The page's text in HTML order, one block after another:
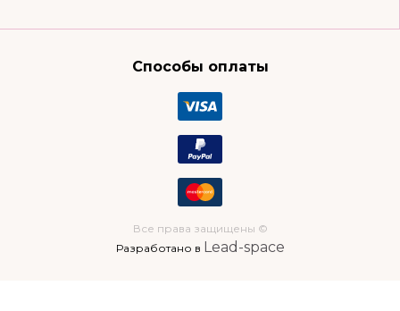
Способы оплаты
Все права защищены ©
Разработано в Lead-space